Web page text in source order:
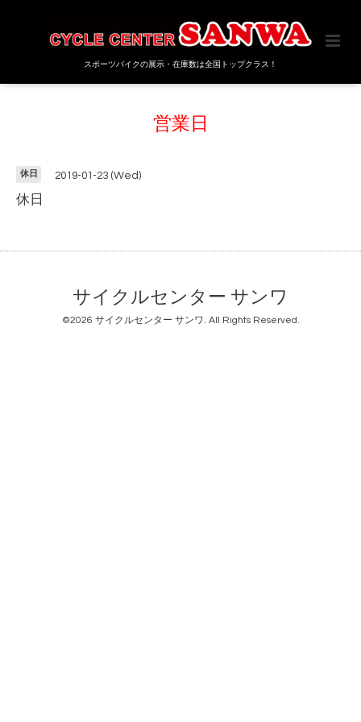
スポーツバイクの展示・在庫数は全国トップクラス！
営業日
休日 2019-01-23 (Wed)
休日
サイクルセンター サンワ
©2026 サイクルセンター サンワ. All Rights Reserved.